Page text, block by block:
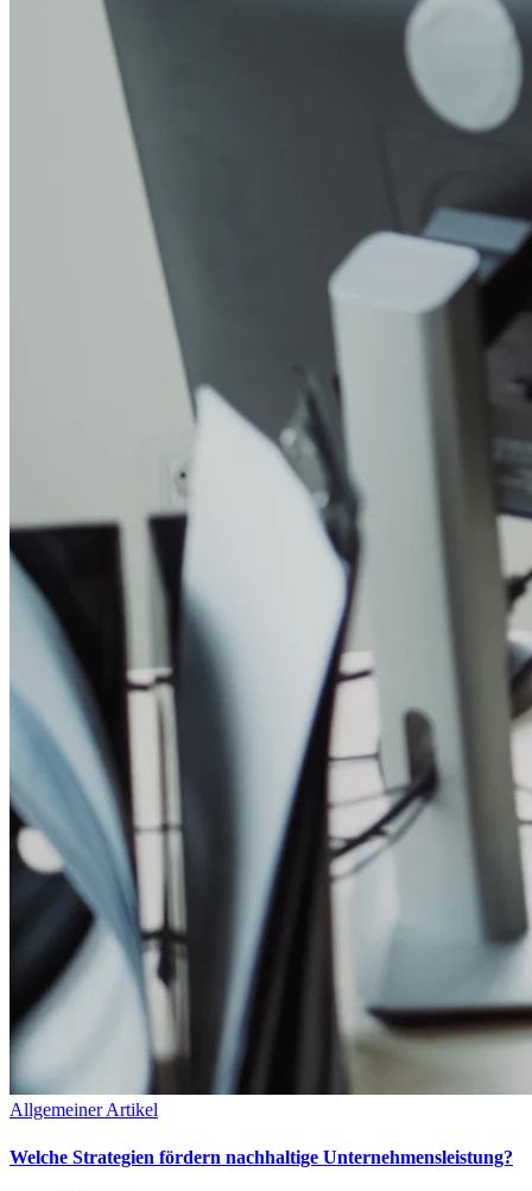
Allgemeiner Artikel
Welche Strategien fördern nachhaltige Unternehmensleistung?